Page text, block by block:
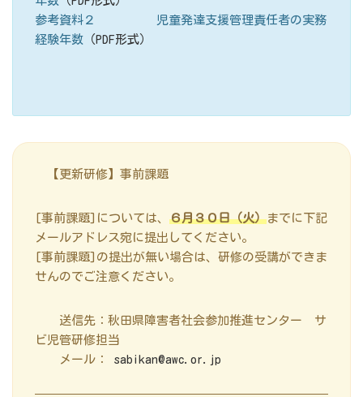
参考資料２ 児童発達支援管理責任者の実務
経験年数 （PDF形式）
【更新研修】事前課題
[事前課題]については、 ６月３０日（火）までに下記
メールアドレス宛に提出してください。
[事前課題]の提出が無い場合は、研修の受講ができま
せんのでご注意ください。
送信先：秋田県障害者社会参加推進センター サ
ビ児管研修担当
メール： sabikan@awc.or.jp